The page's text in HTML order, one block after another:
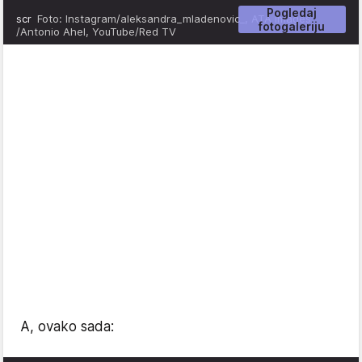
Pogledaj
fotogaleriju
scr Foto: Instagram/aleksandra_mladenovic_, ATA Images
/Antonio Ahel, YouTube/Red TV
A, ovako sada: